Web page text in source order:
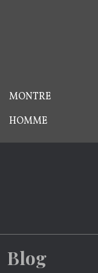
MONTRE
HOMME
Blog